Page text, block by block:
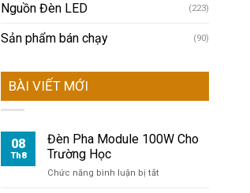
Nguồn Đèn LED (223)
Sản phẩm bán chạy (90)
BÀI VIẾT MỚI
08
Th8
Đèn Pha Module 100W Cho
Trường Học
Chức năng bình luận bị tắt